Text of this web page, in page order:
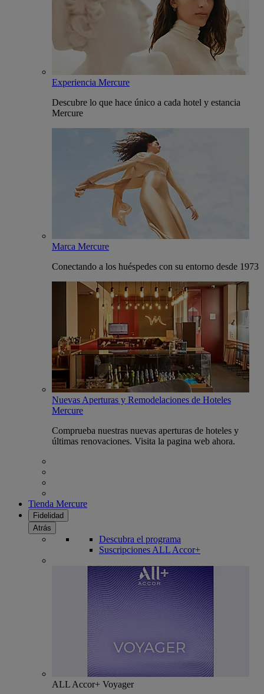
Experiencia Mercure
Descubre lo que hace único a cada hotel y estancia
Mercure
Marca Mercure
Conectando a los huéspedes con su entorno desde 1973
Nuevas Aperturas y Remodelaciones de Hoteles
Mercure
Comprueba nuestras nuevas aperturas de hoteles y
últimas renovaciones. Visita la pagina web ahora.
Tienda Mercure
Fidelidad
Atrás
Descubra el programa
Suscripciones ALL Accor+
ALL Accor+ Voyager